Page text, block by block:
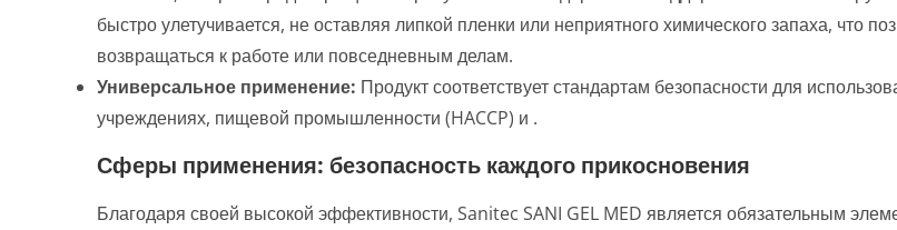
быстро улетучивается, не оставляя липкой пленки или неприятного химического запаха, что
возвращаться к работе или повседневным делам.
Универсальное применение: Продукт соответствует стандартам безопасности для
учреждениях, пищевой промышленности (HACCP) и .
Сферы применения: безопасность каждого прикосновения
Благодаря своей высокой эффективности, Sanitec SANI GEL MED является обязательным